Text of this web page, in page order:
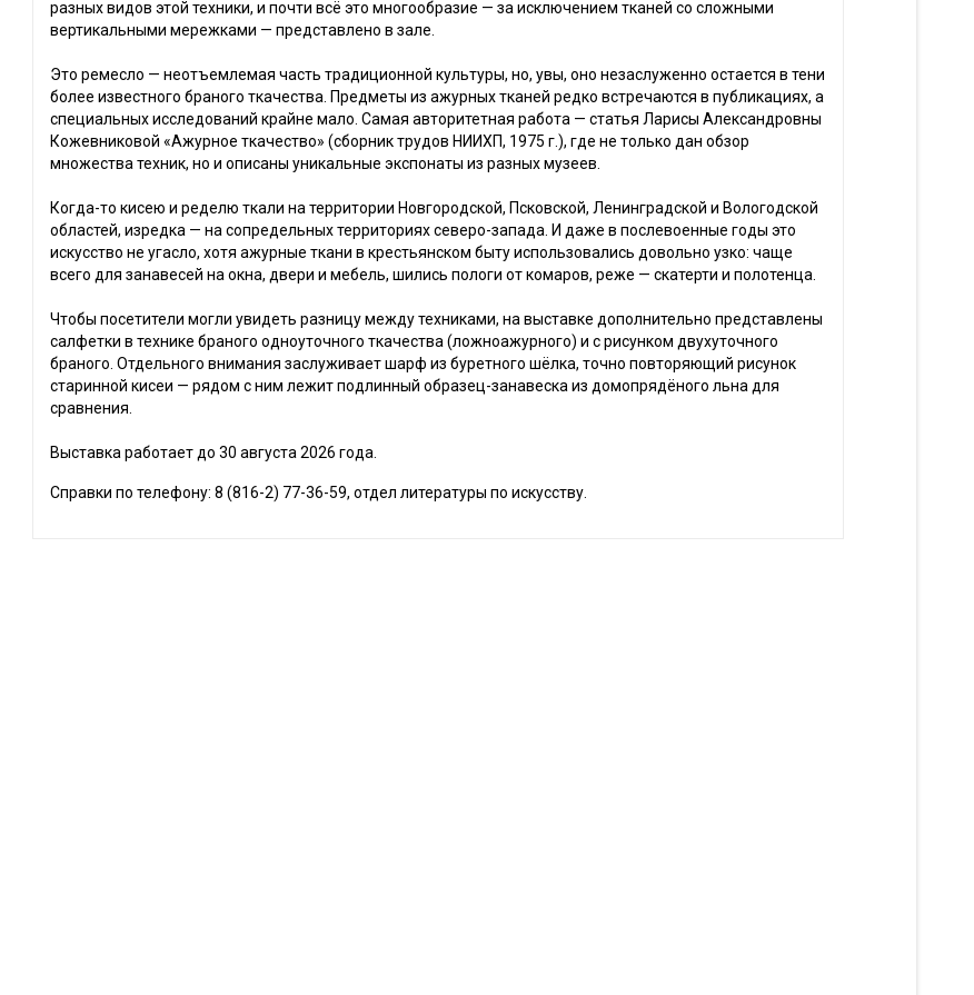
разных видов этой техники, и почти всё это многообразие — за исключением тканей со сложными
вертикальными мережками — представлено в зале.
Это ремесло — неотъемлемая часть традиционной культуры, но, увы, оно незаслуженно остается в тени
более известного браного ткачества. Предметы из ажурных тканей редко встречаются в публикациях, а
специальных исследований крайне мало. Самая авторитетная работа — статья Ларисы Александровны
Кожевниковой «Ажурное ткачество» (сборник трудов НИИХП, 1975 г.), где не только дан обзор
множества техник, но и описаны уникальные экспонаты из разных музеев.
Когда-то кисею и ределю ткали на территории Новгородской, Псковской, Ленинградской и Вологодской
областей, изредка — на сопредельных территориях северо-запада. И даже в послевоенные годы это
искусство не угасло, хотя ажурные ткани в крестьянском быту использовались довольно узко: чаще
всего для занавесей на окна, двери и мебель, шились пологи от комаров, реже — скатерти и полотенца.
Чтобы посетители могли увидеть разницу между техниками, на выставке дополнительно представлены
салфетки в технике браного одноуточного ткачества (ложноажурного) и с рисунком двухуточного
браного. Отдельного внимания заслуживает шарф из буретного шёлка, точно повторяющий рисунок
старинной кисеи — рядом с ним лежит подлинный образец-занавеска из домопрядёного льна для
сравнения.
Выставка работает до 30 августа 2026 года.
Справки по телефону: 8 (816-2) 77-36-59, отдел литературы по искусству.